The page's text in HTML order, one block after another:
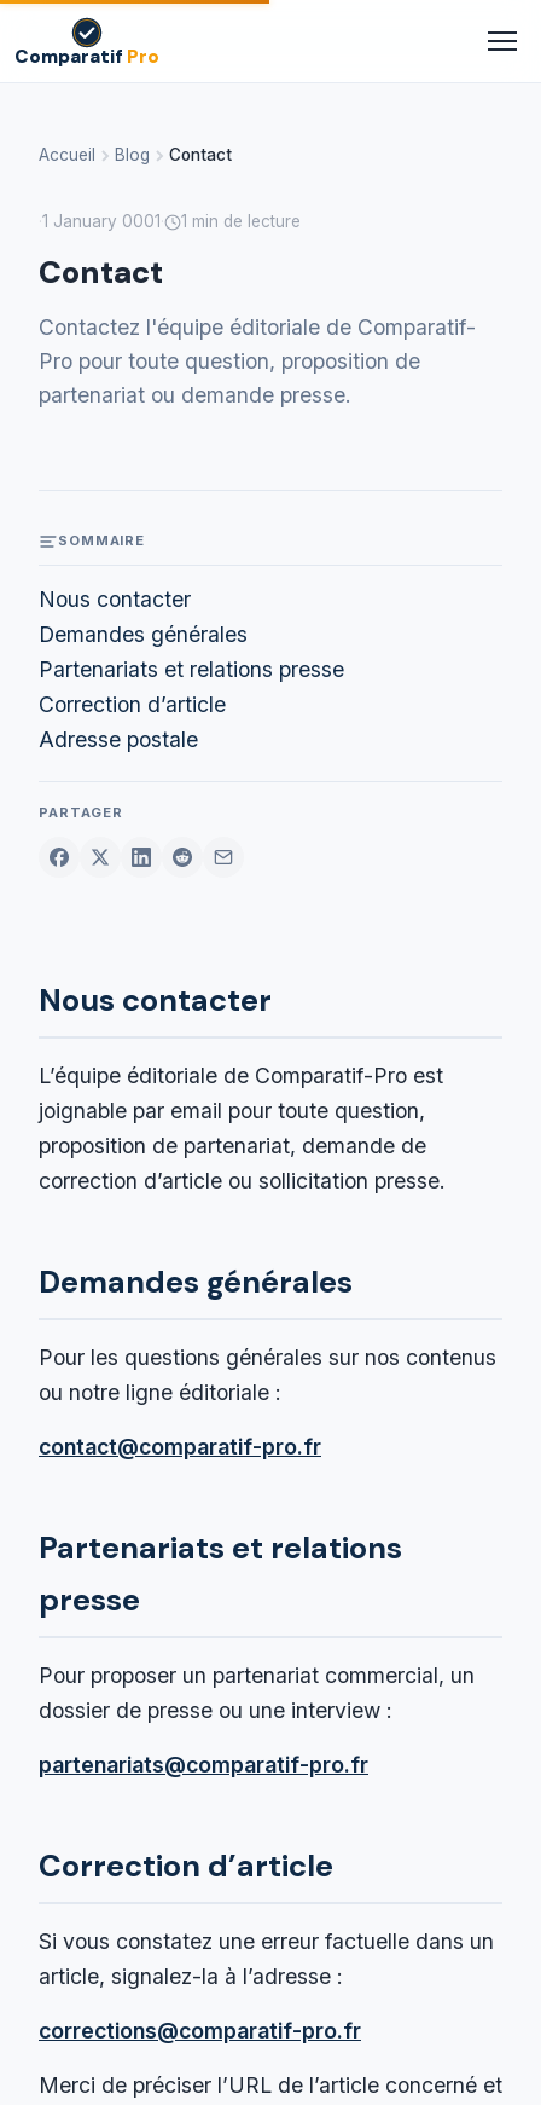
Comparatif Pro
Accueil Blog Contact
·1 January 0001 · 1 min de lecture
Contact
Contactez l'équipe éditoriale de Comparatif-
Pro pour toute question, proposition de
partenariat ou demande presse.
SOMMAIRE
Nous contacter
Demandes générales
Partenariats et relations presse
Correction d’article
Adresse postale
PARTAGER
Nous contacter
L’équipe éditoriale de Comparatif-Pro est
joignable par email pour toute question,
proposition de partenariat, demande de
correction d’article ou sollicitation presse.
Demandes générales
Pour les questions générales sur nos contenus
ou notre ligne éditoriale :
contact@comparatif-pro.fr
Partenariats et relations
presse
Pour proposer un partenariat commercial, un
dossier de presse ou une interview :
partenariats@comparatif-pro.fr
Correction d’article
Si vous constatez une erreur factuelle dans un
article, signalez-la à l’adresse :
corrections@comparatif-pro.fr
Merci de préciser l’URL de l’article concerné et